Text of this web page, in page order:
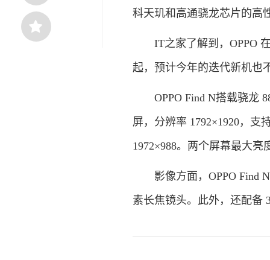
科天玑和高通骁龙芯片的高
IT之家了解到，OPPO 在
起，预计今年的迭代新机也
OPPO Find N搭载骁龙
屏，分辨率 1792×1920，支
1972×988。两个屏幕最大亮
影像方面，OPPO Find N
素长焦镜头。此外，还配备